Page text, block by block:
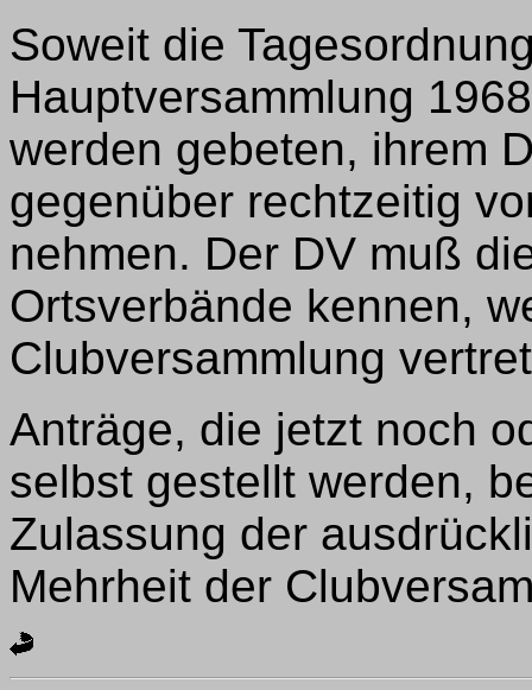
Soweit die
Hauptversammlung
werden gebeten, ihrem
gegenüber rechtzeitig
nehmen. Der DV muß
Ortsverbände kennen,
Clubversammlung
Anträge, die jetzt noch
selbst gestellt werden,
Zulassung der
Mehrheit der